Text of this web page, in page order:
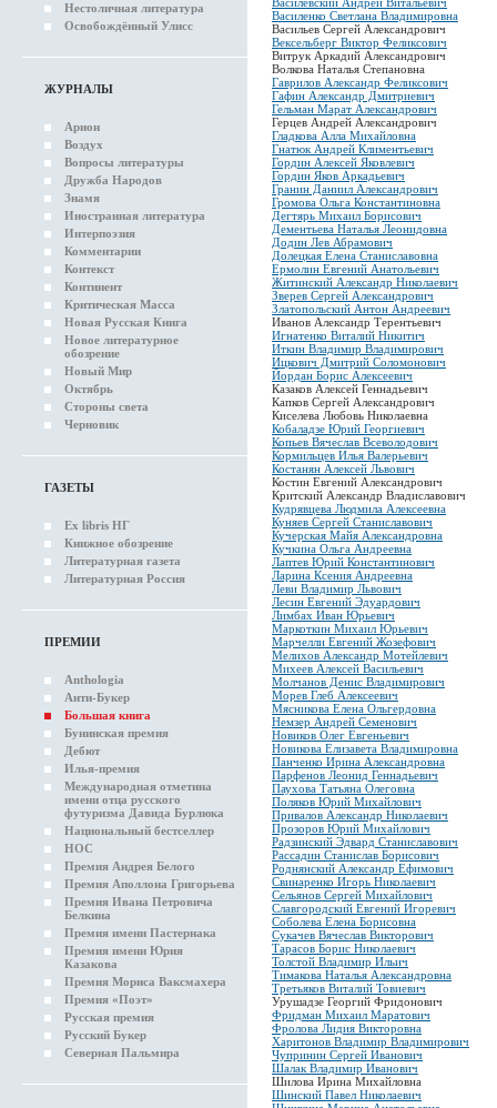
Нестоличная литература
Освобождённый Улисс
ЖУРНАЛЫ
Арион
Воздух
Вопросы литературы
Дружба Народов
Знамя
Иностранная литература
Интерпоэзия
Комментарии
Контекст
Континент
Критическая Масса
Новая Русская Книга
Новое литературное
обозрение
Новый Мир
Октябрь
Стороны света
Черновик
ГАЗЕТЫ
Ex libris НГ
Книжное обозрение
Литературная газета
Литературная Россия
ПРЕМИИ
Anthologia
Анти-Букер
Большая книга
Бунинская премия
Дебют
Илья-премия
Международная отметина
имени отца русского
футуризма Давида Бурлюка
Национальный бестселлер
НОС
Премия Андрея Белого
Премия Аполлона Григорьева
Премия Ивана Петровича
Белкина
Премия имени Пастернака
Премия имени Юрия
Казакова
Премия Мориса Ваксмахера
Премия «Поэт»
Русская премия
Русский Букер
Северная Пальмира
Василенко Светлана Владимировна
Васильев Сергей Александрович
Вексельберг Виктор Феликсович
Витрук Аркадий Александрович
Волкова Наталья Степановна
Гаврилов Александр Феликсович
Гафин Александр Дмитриевич
Гельман Марат Александрович
Герцев Андрей Александрович
Гладкова Алла Михайловна
Гнатюк Андрей Климентьевич
Гордин Алексей Яковлевич
Гордин Яков Аркадьевич
Гранин Даниил Александрович
Громова Ольга Константиновна
Дегтярь Михаил Борисович
Дементьева Наталья Леонидовна
Додин Лев Абрамович
Долецкая Елена Станиславовна
Ермолин Евгений Анатольевич
Житинский Александр Николаевич
Зверев Сергей Александрович
Златопольский Антон Андреевич
Иванов Александр Терентьевич
Игнатенко Виталий Никитич
Иткин Владимир Владимирович
Ицкович Дмитрий Соломонович
Йордан Борис Алексеевич
Казаков Алексей Геннадьевич
Капков Сергей Александрович
Киселева Любовь Николаевна
Кобаладзе Юрий Георгиевич
Копьев Вячеслав Всеволодович
Кормильцев Илья Валерьевич
Костанян Алексей Львович
Костин Евгений Александрович
Критский Александр Владиславович
Кудрявцева Людмила Алексеевна
Куняев Сергей Станиславович
Кучерская Майя Александровна
Кучкина Ольга Андреевна
Лаптев Юрий Константинович
Ларина Ксения Андреевна
Леви Владимир Львович
Лесин Евгений Эдуардович
Лимбах Иван Юрьевич
Маркоткин Михаил Юрьевич
Марчелли Евгений Жозефович
Мелихов Александр Мотейлевич
Михеев Алексей Васильевич
Молчанов Денис Владимирович
Морев Глеб Алексеевич
Мясникова Елена Ольгердовна
Немзер Андрей Семенович
Новиков Олег Евгеньевич
Новикова Елизавета Владимировна
Панченко Ирина Александровна
Парфенов Леонид Геннадьевич
Паухова Татьяна Олеговна
Поляков Юрий Михайлович
Привалов Александр Николаевич
Прозоров Юрий Михайлович
Радзинский Эдвард Станиславович
Рассадин Станислав Борисович
Роднянский Александр Ефимович
Свинаренко Игорь Николаевич
Сельянов Сергей Михайлович
Славгородский Евгений Игоревич
Соболева Елена Борисовна
Сукачев Вячеслав Викторович
Тарасов Борис Николаевич
Толстой Владимир Ильич
Тимакова Наталья Александровна
Третьяков Виталий Товиевич
Урушадзе Георгий Фридонович
Фридман Михаил Маратович
Фролова Лидия Викторовна
Харитонов Владимир Владимирович
Чупринин Сергей Иванович
Шалак Владимир Иванович
Шилова Ирина Михайловна
Шинский Павел Николаевич